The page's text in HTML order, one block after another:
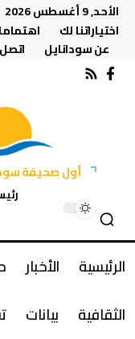
الأحد, 9 أغسطس 2026
اختياراتنا لك
عن سودانايل
أول صحيفة
الرئيسية الأخبار
الثقافية
بيانات